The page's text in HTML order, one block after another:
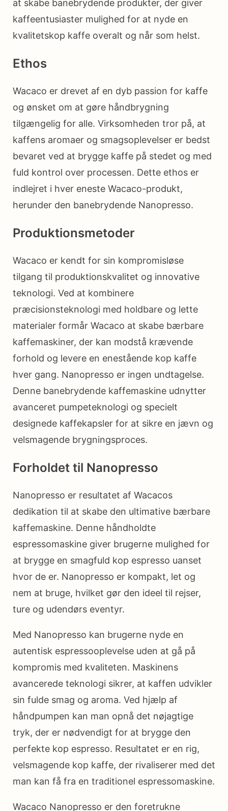
at skabe banebrydende produkter, der giver
kaffeentusiaster mulighed for at nyde en
kvalitetskop kaffe overalt og når som helst.
Ethos
Wacaco er drevet af en dyb passion for kaffe
og ønsket om at gøre håndbrygning
tilgængelig for alle. Virksomheden tror på, at
kaffens aromaer og smagsoplevelser er bedst
bevaret ved at brygge kaffe på stedet og med
fuld kontrol over processen. Dette ethos er
indlejret i hver eneste Wacaco-produkt,
herunder den banebrydende Nanopresso.
Produktionsmetoder
Wacaco er kendt for sin kompromisløse
tilgang til produktionskvalitet og innovative
teknologi. Ved at kombinere
præcisionsteknologi med holdbare og lette
materialer formår Wacaco at skabe bærbare
kaffemaskiner, der kan modstå krævende
forhold og levere en enestående kop kaffe
hver gang. Nanopresso er ingen undtagelse.
Denne banebrydende kaffemaskine udnytter
avanceret pumpeteknologi og specielt
designede kaffekapsler for at sikre en jævn og
velsmagende brygningsproces.
Forholdet til Nanopresso
Nanopresso er resultatet af Wacacos
dedikation til at skabe den ultimative bærbare
kaffemaskine. Denne håndholdte
espressomaskine giver brugerne mulighed for
at brygge en smagfuld kop espresso uanset
hvor de er. Nanopresso er kompakt, let og
nem at bruge, hvilket gør den ideel til rejser,
ture og udendørs eventyr.
Med Nanopresso kan brugerne nyde en
autentisk espressooplevelse uden at gå på
kompromis med kvaliteten. Maskinens
avancerede teknologi sikrer, at kaffen udvikler
sin fulde smag og aroma. Ved hjælp af
håndpumpen kan man opnå det nøjagtige
tryk, der er nødvendigt for at brygge den
perfekte kop espresso. Resultatet er en rig,
velsmagende kop kaffe, der rivaliserer med det
man kan få fra en traditionel espressomaskine.
Wacaco Nanopresso er den foretrukne